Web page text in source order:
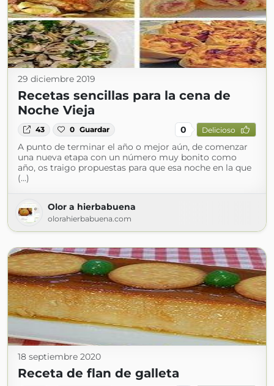
29 diciembre 2019
Recetas sencillas para la cena de
Noche Vieja
43 0 Guardar 0 Delicioso
A punto de terminar el año o mejor aún, de comenzar
una nueva etapa con un número muy bonito como
año, os traigo propuestas para que esa noche en la que
(...)
Olor a hierbabuena
olorahierbabuena.com
18 septiembre 2020
Receta de flan de galleta